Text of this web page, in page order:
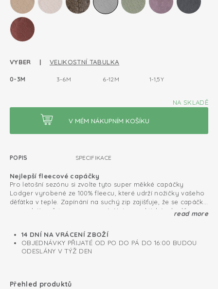
VYBER | VELIKOSTNÍ TABULKA
0-3M 3-6M 6-12M 1-1,5Y
NA SKLADĚ
POPIS SPECIFIKACE
Nejlepší fleecové capáčky
Pro letošní sezónu si zvolte tyto super měkké capáčky
Lodger vyrobené ze 100% fleecu, které udrží nožičky vašeho
děťátka v teple. Zapínání na suchý zip zajišťuje, že se capáčky
nesundají a zůstanou nasazené. Nejen praktické, ale díky
které jsou zimní capáčky bezpečné pro stání i první krůčky.
Doplňte svůj zimní set o ladící čepici, šálu a rukavice, aby
vaše děťátko zůstalo v teple, když se jde ven.
read more
14 DNÍ NA VRÁCENÍ ZBOŽÍ
OBJEDNÁVKY PŘIJATÉ OD PO DO PÁ DO 16:00 BUDOU
ODESLÁNY V TÝŽ DEN
Přehled produktů